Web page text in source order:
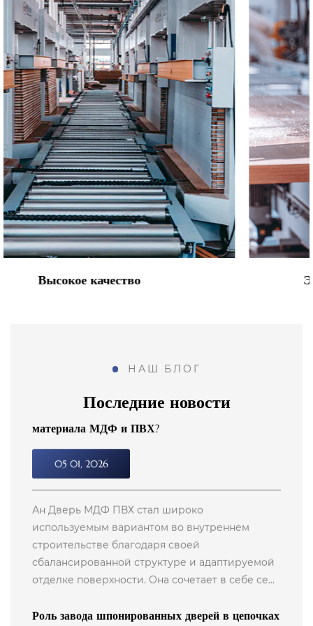
Экологическая приверженность
НАШ БЛОГ
Последние новости
Объяснение конструкции композитной двери и
структуры материала
04 17, 2026
А Композитная дверь построен с
использованием комбинации материалов, а не
одного твердого материала. Эта многослойная
структура призвана сбалансировать прочность,
внешний вид и удоб...
Что следует учитывать при выборе дверного
материала МДФ и ПВХ?
строительстве благодаря своей
отделке поверхности. Она сочетает в себе се...
поставок внутреннего строительства
А Фабрика шпонированных дверей играет
важную роль во внутреннем строительстве,
производя двери, которые сочетают в себе
инженерную устойчивость. Вм...